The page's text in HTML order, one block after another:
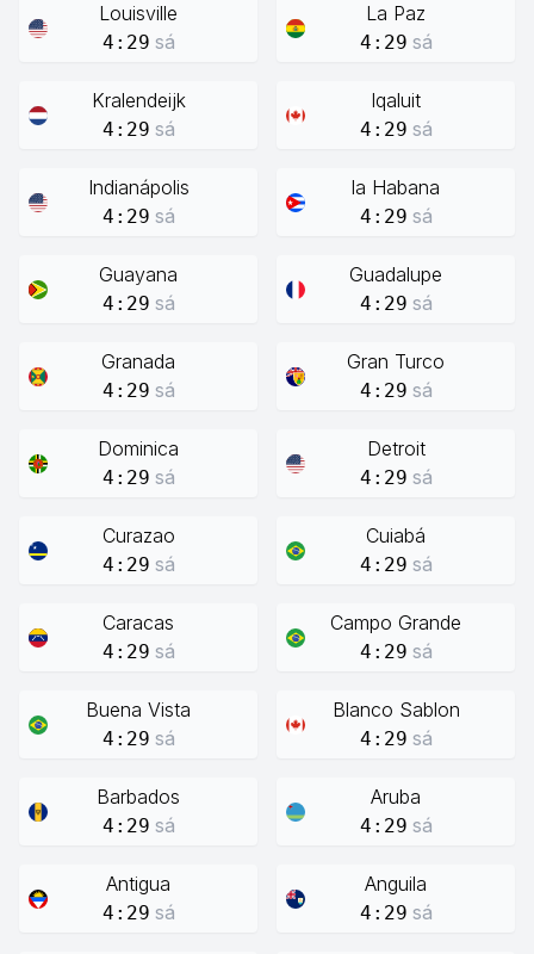
Louisville
4:29 sá
La Paz
4:29 sá
Kralendeijk
4:29 sá
Iqaluit
4:29 sá
Indianápolis
4:29 sá
la Habana
4:29 sá
Guayana
4:29 sá
Guadalupe
4:29 sá
Granada
4:29 sá
Gran Turco
4:29 sá
Dominica
4:29 sá
Detroit
4:29 sá
Curazao
4:29 sá
Cuiabá
4:29 sá
Caracas
4:29 sá
Campo Grande
4:29 sá
Buena Vista
4:29 sá
Blanco Sablon
4:29 sá
Barbados
4:29 sá
Aruba
4:29 sá
Antigua
4:29 sá
Anguila
4:29 sá